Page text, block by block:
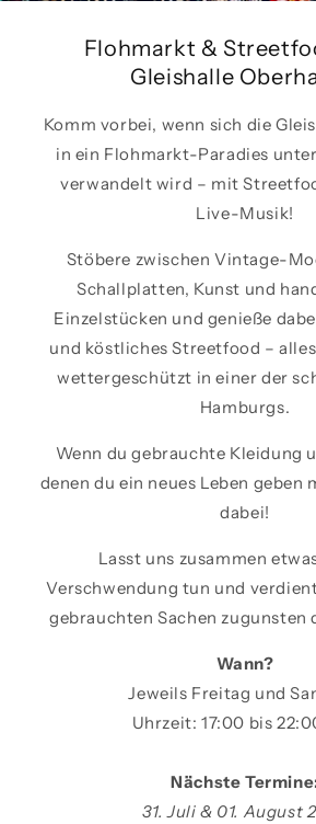
Flohmarkt &
Gleishalle
Komm vorbei, wenn sich die
in ein Flohmarkt-Paradies
verwandelt wird – mit
Live-Musik!
Stöbere zwischen Vintage-
Schallplatten, Kunst und
Einzelstücken und genieße
und köstliches Streetfood –
wettergeschützt in einer der
Hamburgs.
Wenn du gebrauchte Kleidung
denen du ein neues Leben geben
dabei!
Lasst uns zusammen
Verschwendung tun und
gebrauchten Sachen
Wann?
Jeweils Freitag und
Uhrzeit: 17:00 bis
Nächste
31. Juli & 01. August